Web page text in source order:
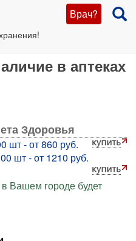
Врач?
в аптеках
Здоровья
шт - от 860 руб.
шт - от 1210 руб.
Вашем городе будет